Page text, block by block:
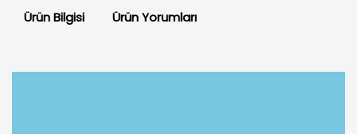
Ürün Bilgisi Ürün Yorumları